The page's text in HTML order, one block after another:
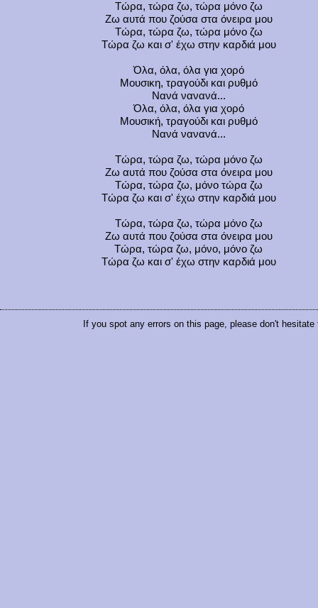
Τώρα, τώρα ζω, τώρα μόνο ζω
Ζω αυτά που ζούσα στα όνειρα μου
Τώρα, τώρα ζω, τώρα μόνο ζω
Τώρα ζω και σ' έχω στην καρδιά μου
Όλα, όλα, όλα για χορό
Μουσικη, τραγούδι και ρυθμό
Νανά νανανά...
Όλα, όλα, όλα για χορό
Μουσική, τραγούδι και ρυθμό
Νανά νανανά...
Τώρα, τώρα ζω, τώρα μόνο ζω
Ζω αυτά που ζούσα στα όνειρα μου
Τώρα, τώρα ζω, μόνο τώρα ζω
Τώρα ζω και σ' έχω στην καρδιά μου
Τώρα, τώρα ζω, τώρα μόνο ζω
Ζω αυτά που ζούσα στα όνειρα μου
Τώρα, τώρα ζω, μόνο, μόνο ζω
Τώρα ζω και σ' έχω στην καρδιά μου
If you spot any errors on this page, please don't